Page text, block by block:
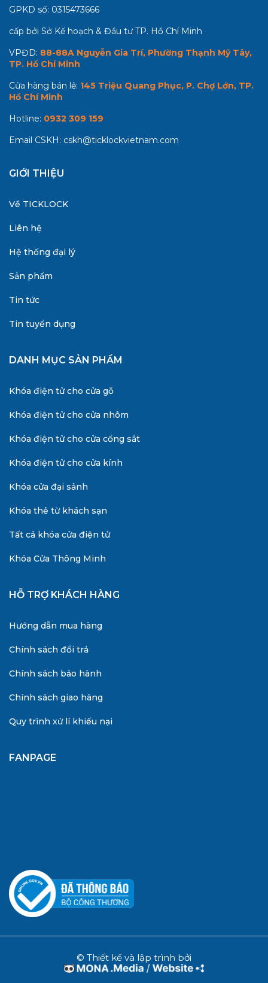
GPKD số: 0315473666
cấp bởi Sở Kế hoạch & Đầu tư TP. Hồ Chí Minh
VPĐD: 88-88A Nguyễn Gia Trí, Phường Thạnh Mỹ Tây,
TP. Hồ Chí Minh
Cửa hàng bán lẻ: 145 Triệu Quang Phục, P. Chợ Lớn, TP.
Hồ Chí Minh
Hotline: 0932 309 159
Email CSKH: cskh@ticklockvietnam.com
GIỚI THIỆU
Về TICKLOCK
Liên hệ
Hệ thống đại lý
Sản phẩm
Tin tức
Tin tuyển dụng
DANH MỤC SẢN PHẨM
Khóa điện tử cho cửa gỗ
Khóa điện tử cho cửa nhôm
Khóa điện tử cho cửa cổng sắt
Khóa điện tử cho cửa kính
Khóa cửa đại sảnh
Khóa thẻ từ khách sạn
Tất cả khóa cửa điện tử
Khóa Cửa Thông Minh
HỖ TRỢ KHÁCH HÀNG
Hướng dẫn mua hàng
Chính sách đổi trả
Chính sách bảo hành
Chính sách giao hàng
Quy trình xử lí khiếu nại
FANPAGE
© Thiết kế và lập trình bởi